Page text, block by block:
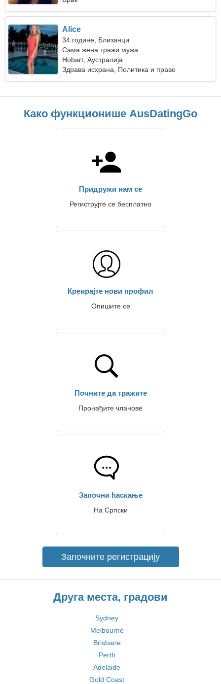
Alice
34 године, Близанци
Сама жена тражи мужа
Hobart, Аустралија
Здрава исхрана, Политика и право
Како функционише AusDatingGo
Придружи нам се
Региструјте се бесплатно
Креирајте нови профил
Опишите се
Почните да тражите
Пронађите чланове
Започни ћаскање
На Српски
Започните регистрацију
Друга места, градови
Sydney
Melbourne
Brisbane
Perth
Adelaide
Gold Coast